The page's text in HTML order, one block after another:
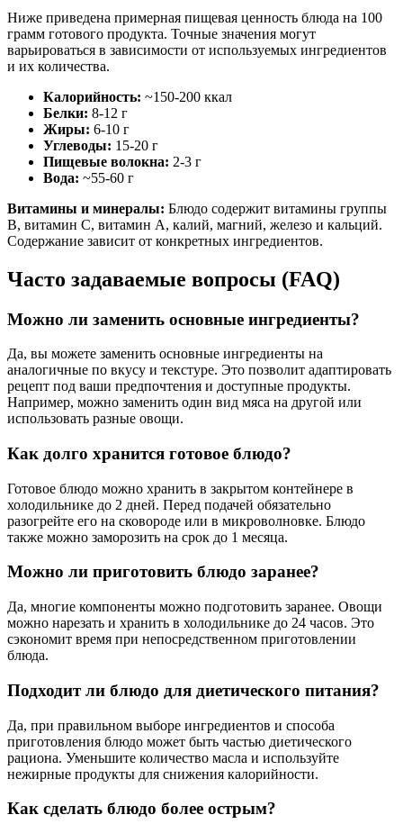
Ниже приведена примерная пищевая ценность блюда на 100
грамм готового продукта. Точные значения могут
варьироваться в зависимости от используемых ингредиентов
и их количества.
Калорийность: ~150-200 ккал
Белки: 8-12 г
Жиры: 6-10 г
Углеводы: 15-20 г
Пищевые волокна: 2-3 г
Вода: ~55-60 г
Витамины и минералы: Блюдо содержит витамины группы
B, витамин C, витамин A, калий, магний, железо и кальций.
Содержание зависит от конкретных ингредиентов.
Часто задаваемые вопросы (FAQ)
Можно ли заменить основные ингредиенты?
Да, вы можете заменить основные ингредиенты на
аналогичные по вкусу и текстуре. Это позволит адаптировать
рецепт под ваши предпочтения и доступные продукты.
Например, можно заменить один вид мяса на другой или
использовать разные овощи.
Как долго хранится готовое блюдо?
Готовое блюдо можно хранить в закрытом контейнере в
холодильнике до 2 дней. Перед подачей обязательно
разогрейте его на сковороде или в микроволновке. Блюдо
также можно заморозить на срок до 1 месяца.
Можно ли приготовить блюдо заранее?
Да, многие компоненты можно подготовить заранее. Овощи
можно нарезать и хранить в холодильнике до 24 часов. Это
сэкономит время при непосредственном приготовлении
блюда.
Подходит ли блюдо для диетического питания?
Да, при правильном выборе ингредиентов и способа
приготовления блюдо может быть частью диетического
рациона. Уменьшите количество масла и используйте
нежирные продукты для снижения калорийности.
Как сделать блюдо более острым?